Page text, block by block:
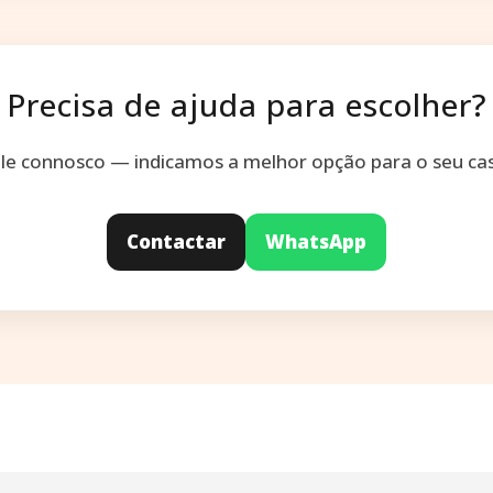
Precisa de ajuda para escolher?
connosco — indicamos a melhor opção para o seu
Contactar WhatsApp